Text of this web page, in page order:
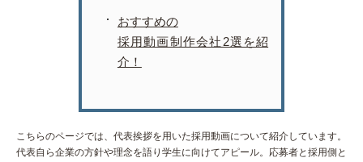
おすすめの
採用動画制作会社2選を紹
介！
こちらのページでは、代表挨拶を用いた採用動画について紹介しています。
代表自ら企業の方針や理念を語り学生に向けてアピール。応募者と採用側と